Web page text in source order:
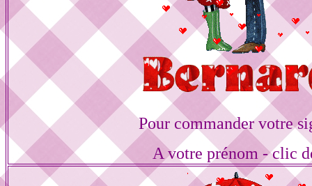
Pour commander votre
A votre prénom - clic